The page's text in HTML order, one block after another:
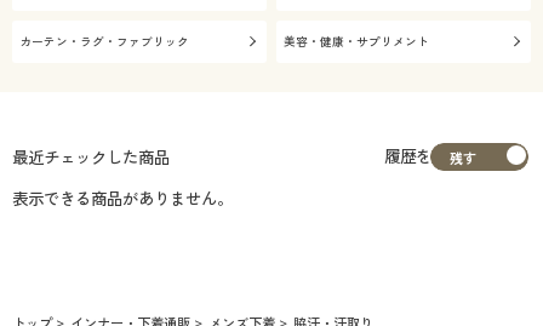
カーテン・ラグ・ファブリック 美容・健康・サプリメント
最近チェックした商品
履歴を
表示できる商品がありません。